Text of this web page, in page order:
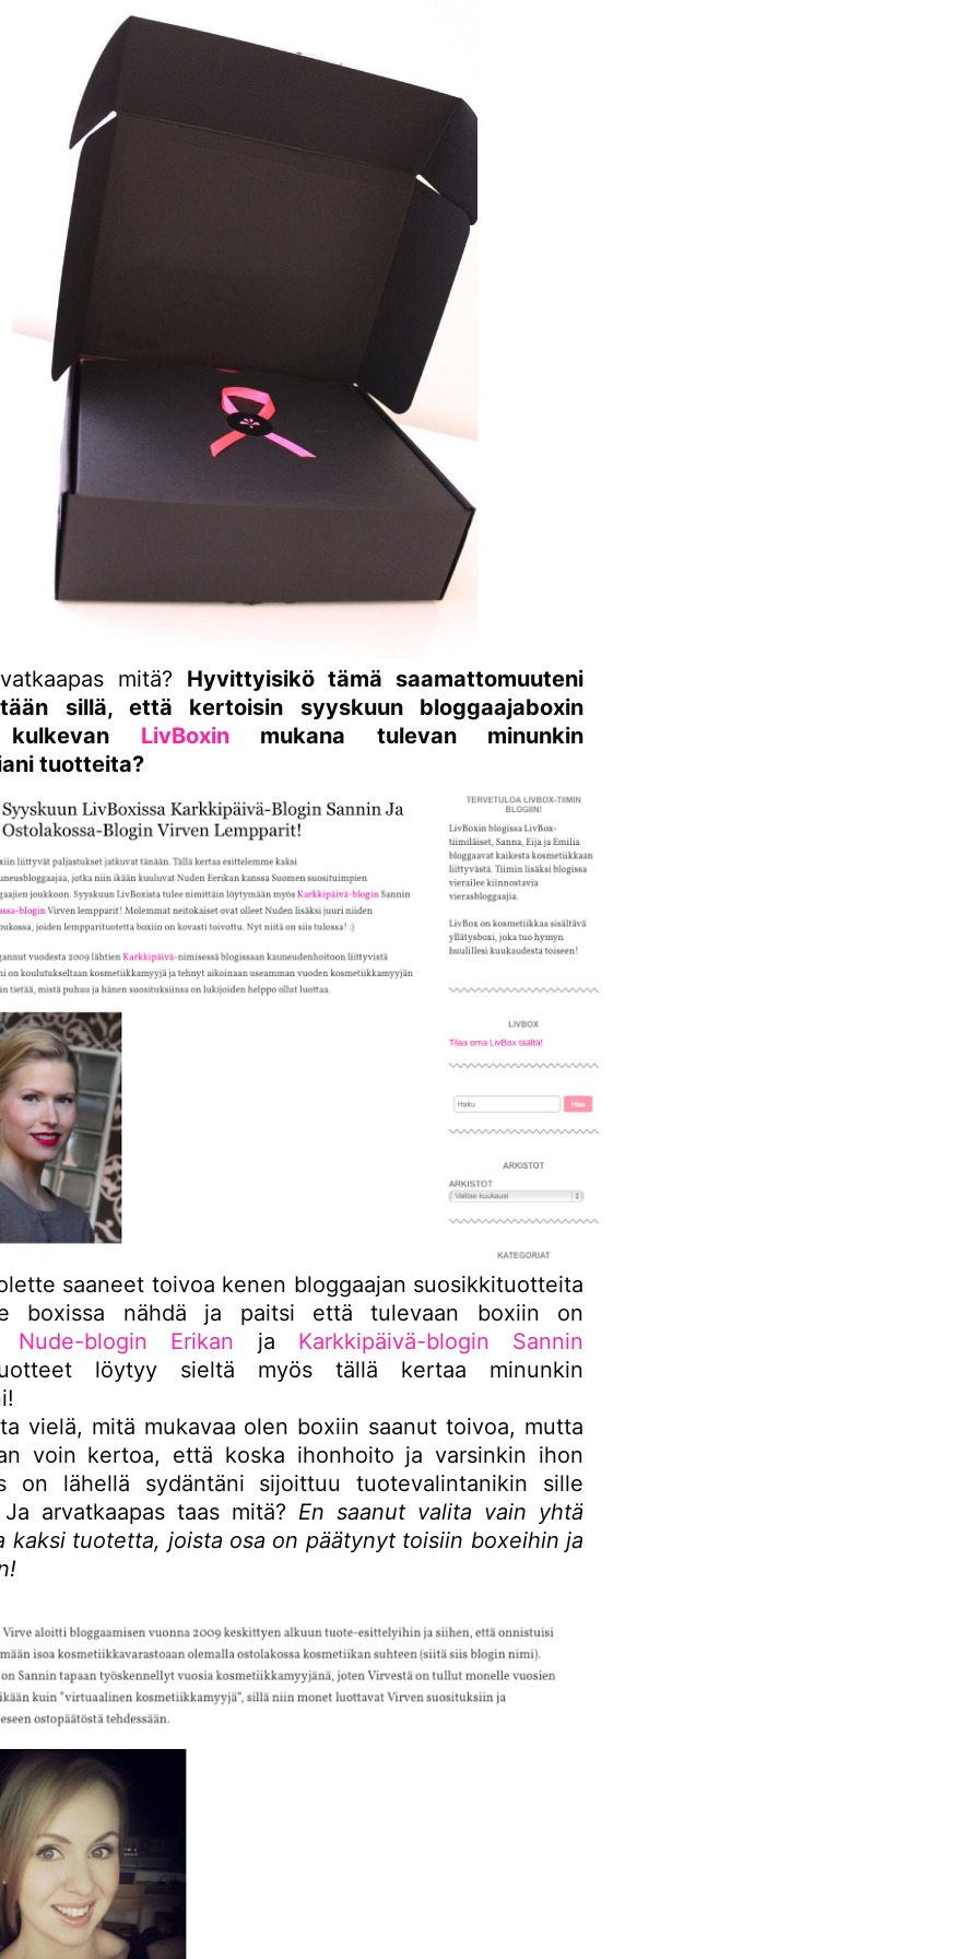
mitä? Hyvittyisikö tämä saamattomuuteni
sillä, että kertoisin syyskuun bloggaajaboxin
kulkevan LivBoxinmukana tulevan minunkin
tuotteita?
saaneet toivoa kenen bloggaajan suosikkituotteita
boxissa nähdä ja paitsi että tulevaan boxiin on
Nude-blogin Erikan ja Karkkipäivä-blogin Sannin
löytyy sieltä myös tällä kertaa minunkin
vielä, mitä mukavaa olen boxiin saanut toivoa, mutta
voin kertoa, että koska ihonhoito ja varsinkin ihon
on lähellä sydäntäni sijoittuu tuotevalintanikin sille
arvatkaapas taas mitä? En saanut valita vain yhtä
kaksi tuotetta, joista osa on päätynyt toisiin boxeihin ja